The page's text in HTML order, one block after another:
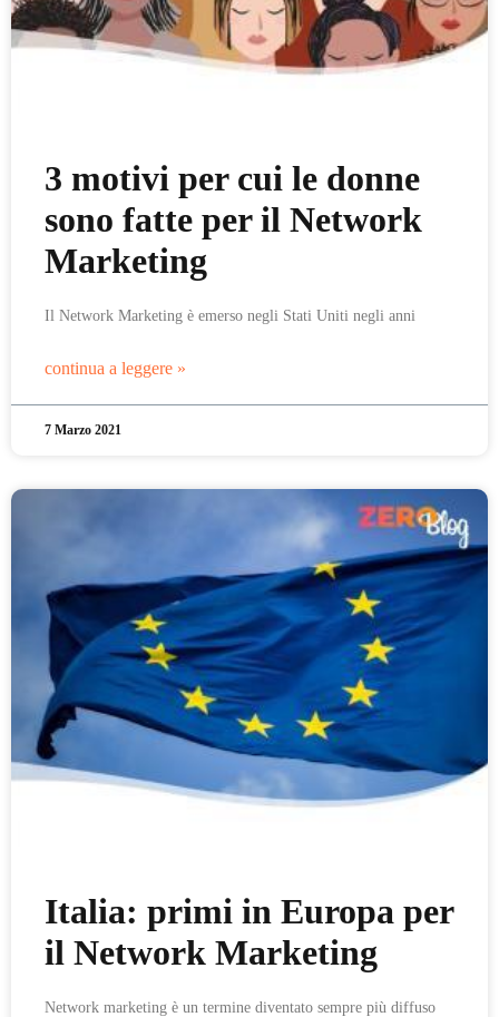
3 motivi per cui le donne
sono fatte per il Network
Marketing
Il Network Marketing è emerso negli Stati Uniti negli anni
continua a leggere »
7 Marzo 2021
Italia: primi in Europa per
il Network Marketing
Network marketing è un termine diventato sempre più diffuso